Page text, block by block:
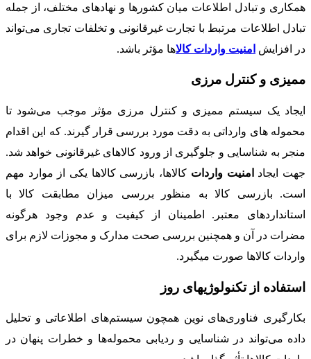
همکاری و تبادل اطلاعات میان کشورها و نهادهای مختلف، از جمله
تبادل اطلاعات مرتبط با تجارت غیرقانونی و تخلفات تجاری می‌تواند
در افزایش امنیت واردات کالاها مؤثر باشد.
ممیزی و کنترل مرزی
ایجاد یک سیستم ممیزی و کنترل مرزی مؤثر موجب می‌شود تا
محموله­ های وارداتی به دقت مورد بررسی قرار گیرند. که این اقدام
منجر به شناسایی و جلوگیری از ورود کالاهای غیرقانونی خواهد شد.
جهت ایجاد امنیت واردات کالاها، بازرسی کالاها یکی از موارد مهم
است. بازرسی کالا به منظور بررسی میزان مطابقت کالا با
استانداردهای معتبر. اطمینان از کیفیت و عدم وجود هرگونه
مضرات در آن و همچنین بررسی صحت مدارک و مجوزات لازم برای
واردات کالاها صورت می­گیرد.
استفاده از تکنولوژی­های روز
بکارگیری فناوری‌های نوین همچون سیستم‌های اطلاعاتی و تحلیل
داده می‌تواند در شناسایی و ردیابی محموله‌ها و خطرات پنهان در